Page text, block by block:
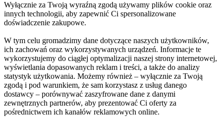
Wyłącznie za Twoją wyraźną zgodą używamy plików cookie oraz
innych technologii, aby zapewnić Ci spersonalizowane
doświadczenie zakupowe.
W tym celu gromadzimy dane dotyczące naszych użytkowników,
ich zachowań oraz wykorzystywanych urządzeń. Informacje te
wykorzystujemy do ciągłej optymalizacji naszej strony internetowej,
wyświetlania dopasowanych reklam i treści, a także do analizy
statystyk użytkowania. Możemy również – wyłącznie za Twoją
zgodą i pod warunkiem, że sam korzystasz z usług danego
dostawcy – porównywać zaszyfrowane dane z danymi
zewnętrznych partnerów, aby prezentować Ci oferty za
pośrednictwem ich kanałów reklamowych online.